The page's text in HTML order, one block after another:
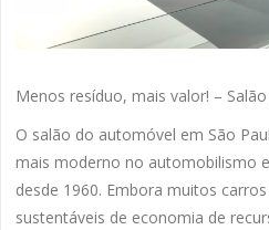
Menos resíduo, mais valor! –
O salão do automóvel em São
mais moderno no automobilismo
desde 1960. Embora muitos
sustentáveis de economia de